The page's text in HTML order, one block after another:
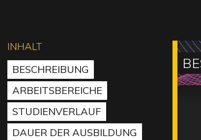
INHALT
BESCHREIBUNG
ARBEITSBEREICHE
STUDIENVERLAUF
DAUER DER AUSBILDUNG